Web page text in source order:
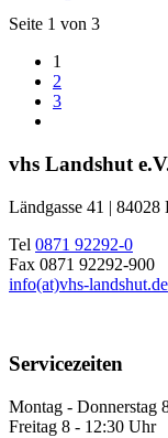
Seite 1 von 3
1
2
3
vhs Landshut
Ländgasse 41 | 84028
Tel 0871 92292-0
Fax 0871 92292-900
info(at)vhs-landshut.de
Servicezeiten
Montag - Donnerstag
Freitag 8 - 12:30 Uhr